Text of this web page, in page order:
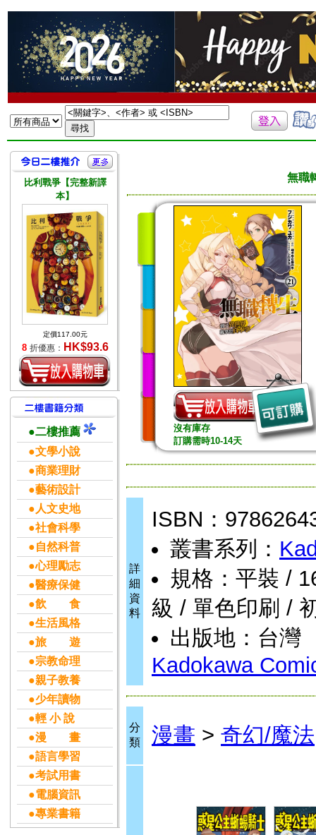
比利戰爭【完整新譯
本】
定價117.00元
8 折優惠： HK$93.6
●二樓推薦
●文學小說
●商業理財
●藝術設計
●人文史地
●社會科學
●自然科普
●心理勵志
●醫療保健
●飲 食
●生活風格
●旅 遊
●宗教命理
●親子教養
●少年讀物
●輕 小 說
●漫 畫
●語言學習
●考試用書
●電腦資訊
●專業書籍
無職
沒有庫存
訂購需時10-14天
詳
細
資
料
ISBN：
叢書系列：
規格：平裝 /
級 / 單色印刷 /
出版地：台灣
Kadokawa
分
類
漫畫 > 奇幻/魔法